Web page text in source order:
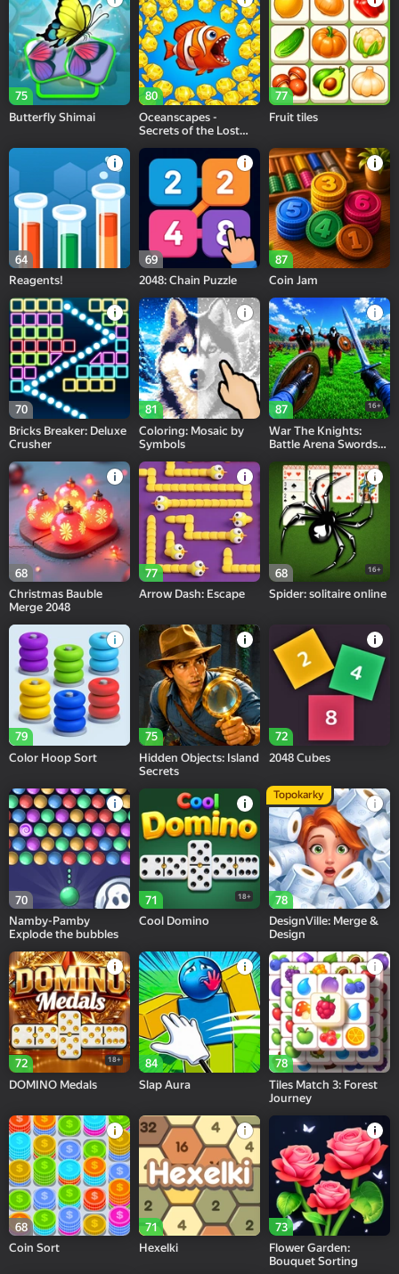
75
Butterfly Shimai
80
Oceanscapes -
Secrets of the Lost
77
Fruit tiles
64
Reagents!
69
2048: Chain Puzzle
87
Coin Jam
70
Bricks Breaker: Deluxe
Crusher
81
Coloring: Mosaic by
Symbols
87 16+
War The Knights:
Battle Arena Swords
68
Christmas Bauble
Merge 2048
77
Arrow Dash: Escape
68 16+
Spider: solitaire online
79
Color Hoop Sort
75
Hidden Objects: Island
Secrets
72
2048 Cubes
70
Namby-Pamby
Explode the bubbles
71 18+
Cool Domino
78
Topokarky
DesignVille: Merge &
Design
72 18+
DOMINO Medals
84
Slap Aura
78
Tiles Match 3: Forest
Journey
68
Coin Sort
71
Hexelki
73
Flower Garden:
Bouquet Sorting